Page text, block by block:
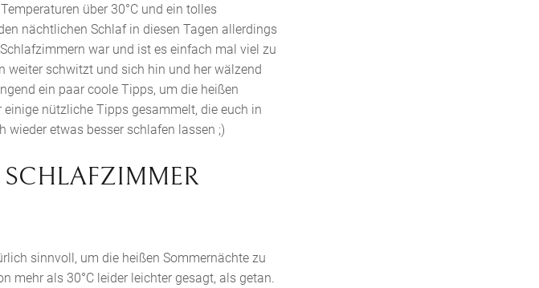
über 30°C und ein tolles
nächtlichen Schlaf in diesen Tagen allerdings
war und ist es einfach mal viel zu
weiter schwitzt und sich hin und her wälzend
ein paar coole Tipps, um die heißen
nützliche Tipps gesammelt, die euch in
wieder etwas besser schlafen lassen ;)
SCHLAFZIMMER
sinnvoll, um die heißen Sommernächte zu
mehr als 30°C leider leichter gesagt, als getan.